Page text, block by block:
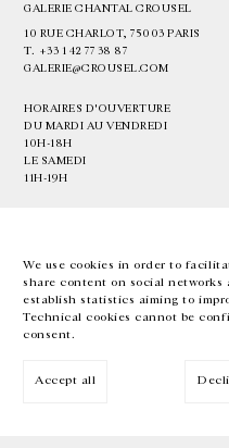
We use cookies in order to
share content on social
establish statistics aiming to
Technical cookies cannot be
consent.
Accept all
GALERIE CHANTAL CROUSEL
10 RUE CHARLOT, 75003 PARIS
T. +33 1 42 77 38 87
GALERIE@CROUSEL.COM
HORAIRES D'OUVERTURE
DU MARDI AU VENDREDI
10H-18H
LE SAMEDI
11H-19H
EN FR 中文 Facebook
Inscrivez-vous à notre newsletter